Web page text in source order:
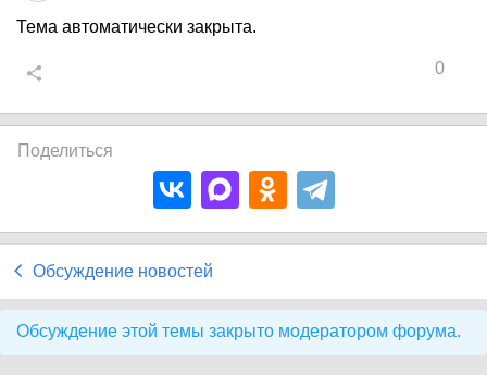
Тема автоматически закрыта.
0
Поделиться
Обсуждение новостей
Обсуждение этой темы закрыто модератором форума.